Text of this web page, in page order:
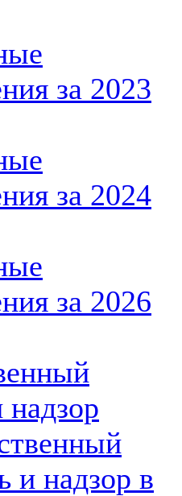
за 2023
за 2024
за 2026
надзор
и надзор в